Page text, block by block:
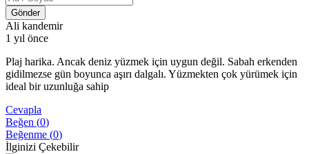
Gönder
Ali kandemir
1 yıl önce
Plaj harika. Ancak deniz yüzmek için uygun değil. Sabah erkenden
gidilmezse gün boyunca aşırı dalgalı. Yüzmekten çok yürümek için
ideal bir uzunluğa sahip
Cevapla
Beğen (0)
Beğenme (0)
İlginizi Çekebilir